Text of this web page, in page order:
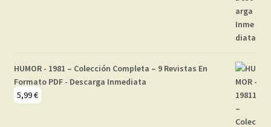
HUMOR - 1981 – Colección Completa – 9 Revistas En
Formato PDF - Descarga Inmediata
5,99€